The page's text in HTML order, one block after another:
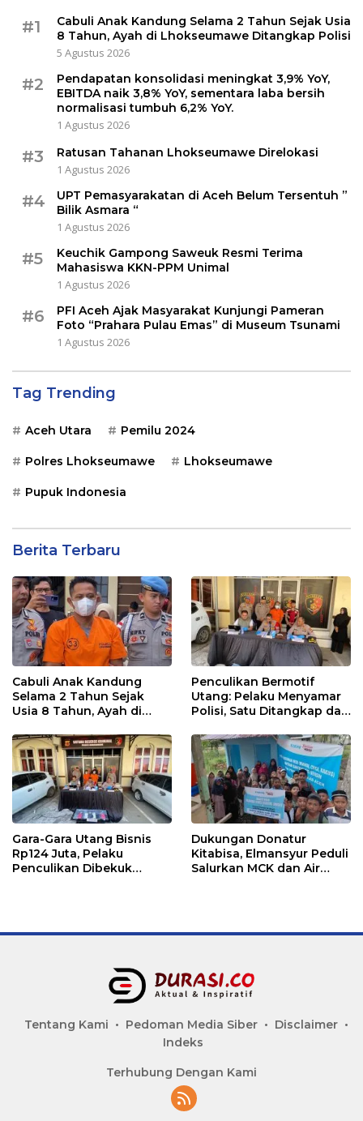
#1
Cabuli Anak Kandung Selama 2 Tahun Sejak Usia
8 Tahun, Ayah di Lhokseumawe Ditangkap Polisi
5 Agustus 2026
#2
Pendapatan konsolidasi meningkat 3,9% YoY,
EBITDA naik 3,8% YoY, sementara laba bersih
normalisasi tumbuh 6,2% YoY.
1 Agustus 2026
#3
Ratusan Tahanan Lhokseumawe Direlokasi
1 Agustus 2026
#4
UPT Pemasyarakatan di Aceh Belum Tersentuh ”
Bilik Asmara “
1 Agustus 2026
#5
Keuchik Gampong Saweuk Resmi Terima
Mahasiswa KKN-PPM Unimal
1 Agustus 2026
#6
PFI Aceh Ajak Masyarakat Kunjungi Pameran
Foto “Prahara Pulau Emas” di Museum Tsunami
1 Agustus 2026
Tag Trending
Aceh Utara Pemilu 2024
Polres Lhokseumawe Lhokseumawe
Pupuk Indonesia
Berita Terbaru
Cabuli Anak Kandung
Selama 2 Tahun Sejak
Usia 8 Tahun, Ayah di
Polisi
Penculikan Bermotif
Utang: Pelaku Menyamar
Polisi, Satu Ditangkap dan
Gara-Gara Utang Bisnis
Rp124 Juta, Pelaku
Penculikan Dibekuk
Dukungan Donatur
Kitabisa, Elmansyur Peduli
Salurkan MCK dan Air
Tentang Kami Pedoman Media Siber
Disclaimer
Indeks
Terhubung Dengan Kami